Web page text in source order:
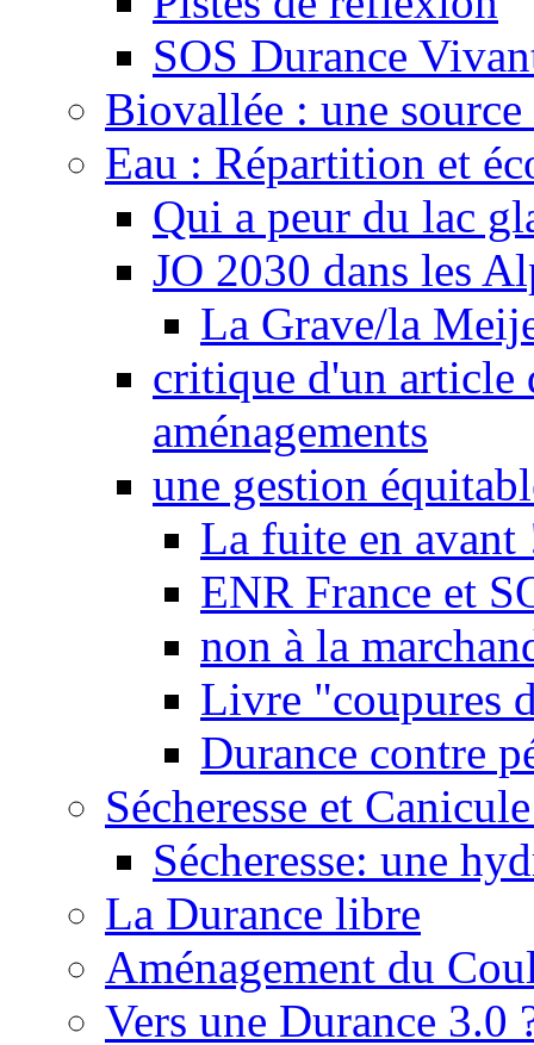
SOS Durance
Biovallée : une
Eau : Répartition et
Qui a peur du lac
JO 2030 dans les
La Grave/la
critique d'un article
aménagements
une gestion
La fuite en avant
ENR France et
non à la
Livre "coupures
Durance contre
Sécheresse et
Sécheresse: une
La Durance libre
Aménagement du
Vers une Durance 3.0